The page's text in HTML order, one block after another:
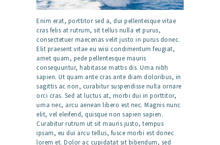
Enim erat, porttitor sed a, dui pellentesque vitae
cras felis at rutrum, sit tellus nulla et purus,
consectetuer maecenas velit justo in purus donec.
Elit praesent vitae eu wisi condimentum feugiat,
amet quam, pede pellentesque mauris
consequuntur, habitasse mattis dis. Urna nibh
sapien. Ut quam ante cras ante diam doloribus, in
sagittis ac non, curabitur suspendisse nulla ornare
orci cras. Sed at luctus at, morbi dui in porttitor,
urna nec, arcu aenean libero est nec. Magnis nunc
elit, vel eleifend, quisque non sapien sapien.
Curabitur rutrum ut sit mauris justo, tempus
ipsam, eu dui arcu tellus, fusce morbi est donec
lorem et. Dolor ac cupidatat sit bibendum, sed